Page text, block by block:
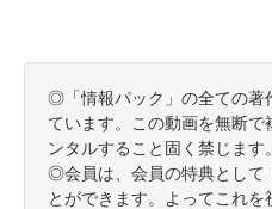
◎「情報パック」の全ての著
ています。この動画を無断
ンタルすること固く禁じます。
◎会員は、会員の特典として
とができます。よってこれ